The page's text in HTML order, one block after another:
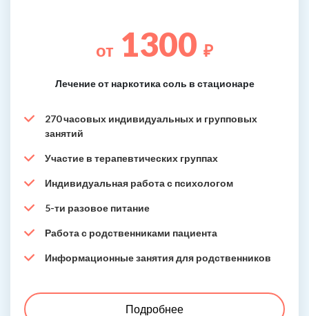
от 1300 ₽
Лечение от наркотика соль в стационаре
270 часовых индивидуальных и групповых
занятий
Участие в терапевтических группах
Индивидуальная работа с психологом
5-ти разовое питание
Работа с родственниками пациента
Информационные занятия для родственников
Подробнее